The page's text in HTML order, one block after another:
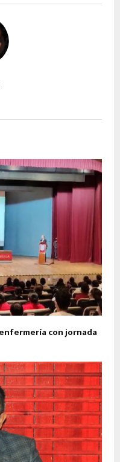
con jornada